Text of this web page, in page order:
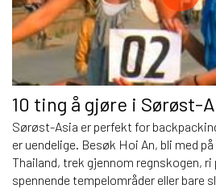
10 ting å gjøre i Sørøst-
Sørøst-Asia er perfekt for
er uendelige. Besøk Hoi An, bli med
Thailand, trek gjennom regnskogen, ri
spennende tempelområder eller bare